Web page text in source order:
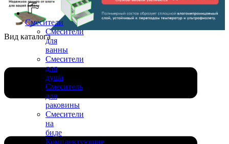
Смесители
Смесители
для
ванны
Смесители
для
душа
Смеситель
для
раковины
Смесители
на
биде
Комплектующие
Вид каталога